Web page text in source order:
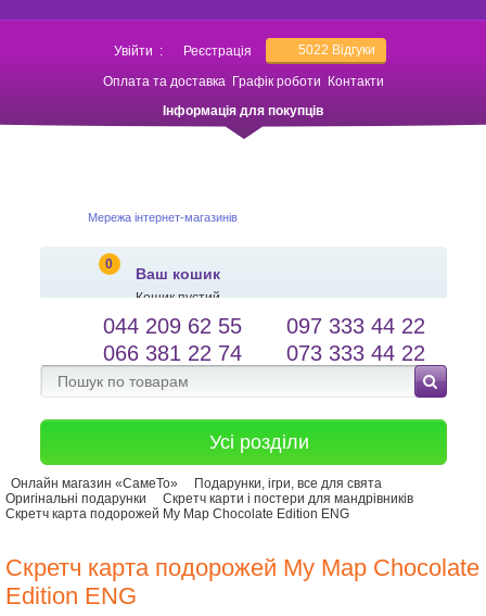
Увійти : Реєстрація 5022 Відгуки
Оплата та доставка Графік роботи
Контакти
Інформація для покупців
Мережа інтернет-магазинів
0
Ваш кошик
Кошик пустий
salessameto@gmail.com
Зворотній зв'язок
Мова сайту
044 209 62 55
097 333 44 22
066 381 22 74
073 333 44 22
Усі розділи
Онлайн магазин «СамеТо»
Подарунки, ігри, все для свята
Оригінальні подарунки
Скретч карти і постери для мандрівників
Скретч карта подорожей My Map Chocolate Edition ENG
Скретч карта подорожей My Map Chocolate
Edition ENG